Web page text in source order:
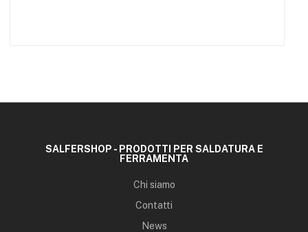
SALFERSHOP - PRODOTTI PER SALDATURA E
FERRAMENTA
Chi siamo
Contatti
News